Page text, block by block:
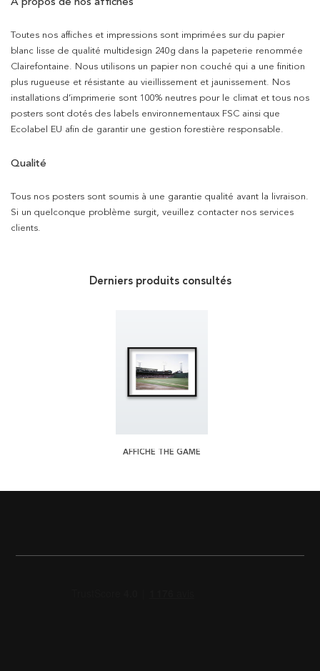
Toutes nos affiches et impressions sont imprimées sur du papier
blanc lisse de qualité multidesign 240g dans la papeterie renommée
Clairefontaine. Nous utilisons un papier non couché qui a une finition
plus rugueuse et résistante au vieillissement et jaunissement. Nos
installations d’imprimerie sont 100% neutres pour le climat et tous nos
posters sont dotés des labels environnementaux FSC ainsi que
Ecolabel EU afin de garantir une gestion forestière responsable.
Qualité
Tous nos posters sont soumis à une garantie qualité avant la livraison.
Si un quelconque problème surgit, veuillez contacter nos services
clients.
Derniers produits consultés
AFFICHE THE GAME